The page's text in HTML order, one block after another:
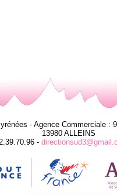
- Agence Commerciale :
13980 ALLEINS
-